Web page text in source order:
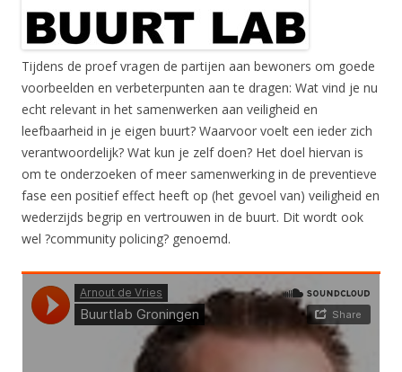
Tijdens de proef vragen de partijen aan bewoners om goede
voorbeelden en verbeterpunten aan te dragen: Wat vind je nu
echt relevant in het samenwerken aan veiligheid en
leefbaarheid in je eigen buurt? Waarvoor voelt een ieder zich
verantwoordelijk? Wat kun je zelf doen? Het doel hiervan is
om te onderzoeken of meer samenwerking in de preventieve
fase een positief effect heeft op (het gevoel van) veiligheid en
wederzijds begrip en vertrouwen in de buurt. Dit wordt ook
wel ?community policing? genoemd.